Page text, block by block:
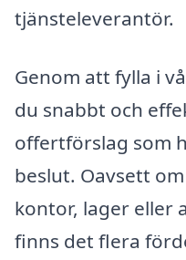
tjänsteleverantör.
Genom att fylla i
du snabbt och
offertförslag som
beslut. Oavsett
kontor, lager eller
finns det flera